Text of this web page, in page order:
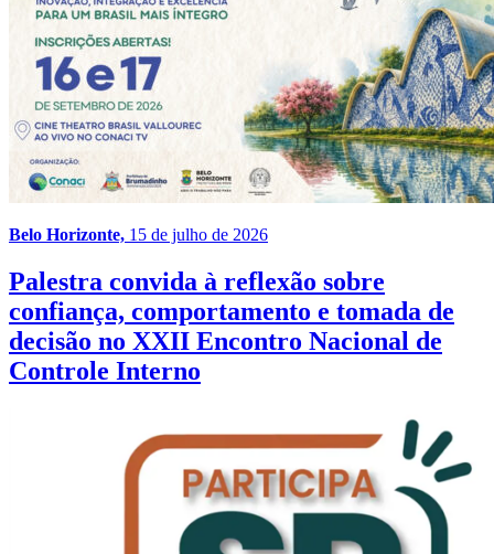
Belo Horizonte, 15 de julho de 2026
Palestra convida à reflexão sobre
confiança, comportamento e tomada de
decisão no XXII Encontro Nacional de
Controle Interno